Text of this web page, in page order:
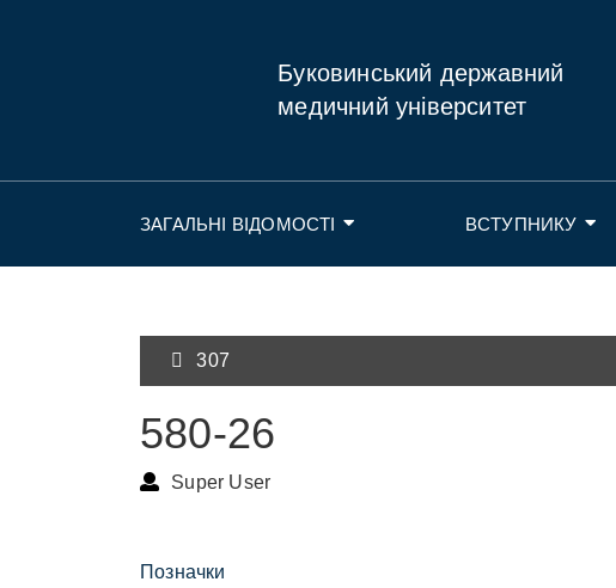
Буковинський державний
медичний університет
ЗАГАЛЬНІ ВІДОМОСТІ ВСТУПНИКУ
307
580-26
Super User
Позначки